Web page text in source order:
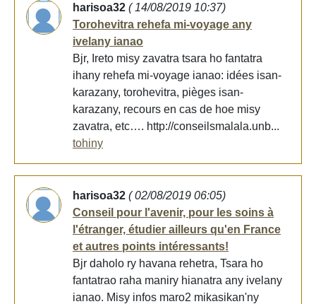
harisoa32 ( 14/08/2019 10:37)
Torohevitra rehefa mi-voyage any
ivelany ianao
Bjr, Ireto misy zavatra tsara ho fantatra
ihany rehefa mi-voyage ianao: idées isan-
karazany, torohevitra, pièges isan-
karazany, recours en cas de hoe misy
zavatra, etc…. http://conseilsmalala.unb...
tohiny
harisoa32 ( 02/08/2019 06:05)
Conseil pour l'avenir, pour les soins à
l'étranger, étudier ailleurs qu'en France
et autres points intéressants!
Bjr daholo ry havana rehetra, Tsara ho
fantatrao raha maniry hianatra any ivelany
ianao. Misy infos maro2 mikasikan'ny